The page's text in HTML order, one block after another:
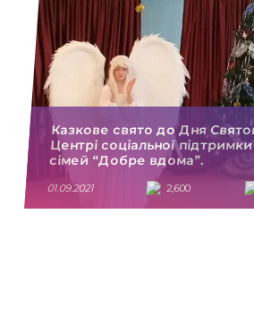
Казкове свято до Дня
Центрі соціальної
сімей “Добре вдома”.
01.09.2021 2,600